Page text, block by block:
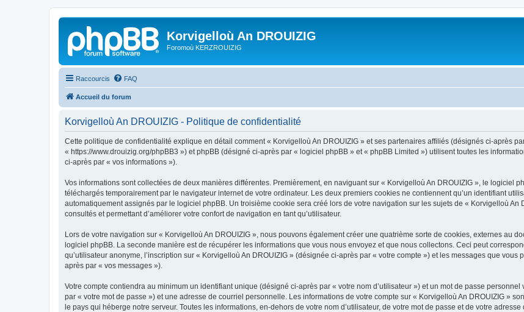
Korvigelloù An DROUIZIG
Foromoù KERZROUIZIG
Raccourcis FAQ
Accueil du forum
Korvigelloù An DROUIZIG - Politique de confidentialité
Cette politique de confidentialité explique en détail comment « Korvigelloù An DROUIZIG » et ses partenaires affiliés (désignés ci-après
« https://www.drouizig.org/phpBB3 ») et phpBB (désigné ci-après par « logiciel phpBB » et « phpBB Limited ») utilisent toutes les
ci-après par « vos informations »).
Vos informations sont collectées de deux manières différentes. Premièrement, en naviguant sur « Korvigelloù An DROUIZIG », le logiciel
téléchargés temporairement par le navigateur internet de votre ordinateur. Les deux premiers cookies ne contiennent qu’un identifiant
automatiquement assignés par le logiciel phpBB. Un troisième cookie sera créé lors de votre navigation sur les sujets de « Korvigelloù An
consultés et permettant d’améliorer votre confort de navigation en tant qu’utilisateur.
Lors de votre navigation sur « Korvigelloù An DROUIZIG », nous pouvons également créer une quatrième sorte de cookies, externes au
logiciel phpBB. La seconde manière est de récupérer les informations que vous nous envoyez et que nous collectons. Ceci peut
qu’utilisateur anonyme, l’inscription sur « Korvigelloù An DROUIZIG » (désignée ci-après par « votre compte ») et les messages que
après par « vos messages »).
Votre compte contiendra au minimum un identifiant unique (désigné ci-après par « votre nom d’utilisateur ») et un mot de passe
par « votre mot de passe ») et une adresse de courriel personnelle. Les informations de votre compte sur « Korvigelloù An DROUIZIG »
le pays qui héberge notre serveur. Toutes les informations, en-dehors de votre nom d’utilisateur, de votre mot de passe et de votre